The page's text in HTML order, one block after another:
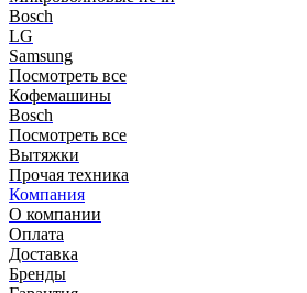
Bosch
LG
Samsung
Посмотреть все
Кофемашины
Bosch
Посмотреть все
Вытяжки
Прочая техника
Компания
О компании
Оплата
Доставка
Бренды